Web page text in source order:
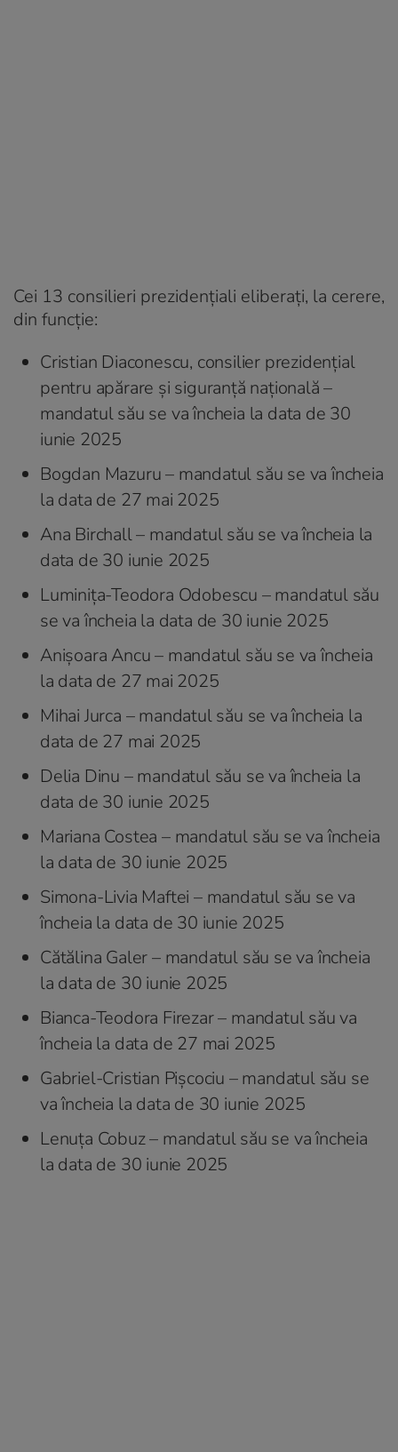
Cei 13 consilieri prezidențiali eliberați, la cerere,
din funcție:
Cristian Diaconescu, consilier prezidențial
pentru apărare și siguranță națională –
mandatul său se va încheia la data de 30
iunie 2025
Bogdan Mazuru – mandatul său se va încheia
la data de 27 mai 2025
Ana Birchall – mandatul său se va încheia la
data de 30 iunie 2025
Luminița-Teodora Odobescu – mandatul său
se va încheia la data de 30 iunie 2025
Anișoara Ancu – mandatul său se va încheia
la data de 27 mai 2025
Mihai Jurca – mandatul său se va încheia la
data de 27 mai 2025
Delia Dinu – mandatul său se va încheia la
data de 30 iunie 2025
Mariana Costea – mandatul său se va încheia
la data de 30 iunie 2025
Simona-Livia Maftei – mandatul său se va
încheia la data de 30 iunie 2025
Cătălina Galer – mandatul său se va încheia
la data de 30 iunie 2025
Bianca-Teodora Firezar – mandatul său va
încheia la data de 27 mai 2025
Gabriel-Cristian Pișcociu – mandatul său se
va încheia la data de 30 iunie 2025
Lenuța Cobuz – mandatul său se va încheia
la data de 30 iunie 2025